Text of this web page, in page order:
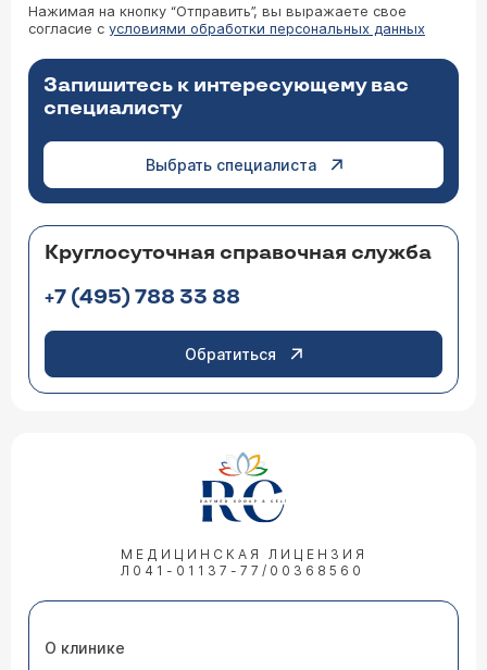
Нажимая на кнопку “Отправить”, вы выражаете свое
согласие с условиями обработки персональных данных
Запишитесь к интересующему вас
специалисту
Выбрать специалиста
Круглосуточная справочная служба
+7 (495) 788 33 88
Обратиться
МЕДИЦИНСКАЯ ЛИЦЕНЗИЯ
Л041-01137-77/00368560
О клинике